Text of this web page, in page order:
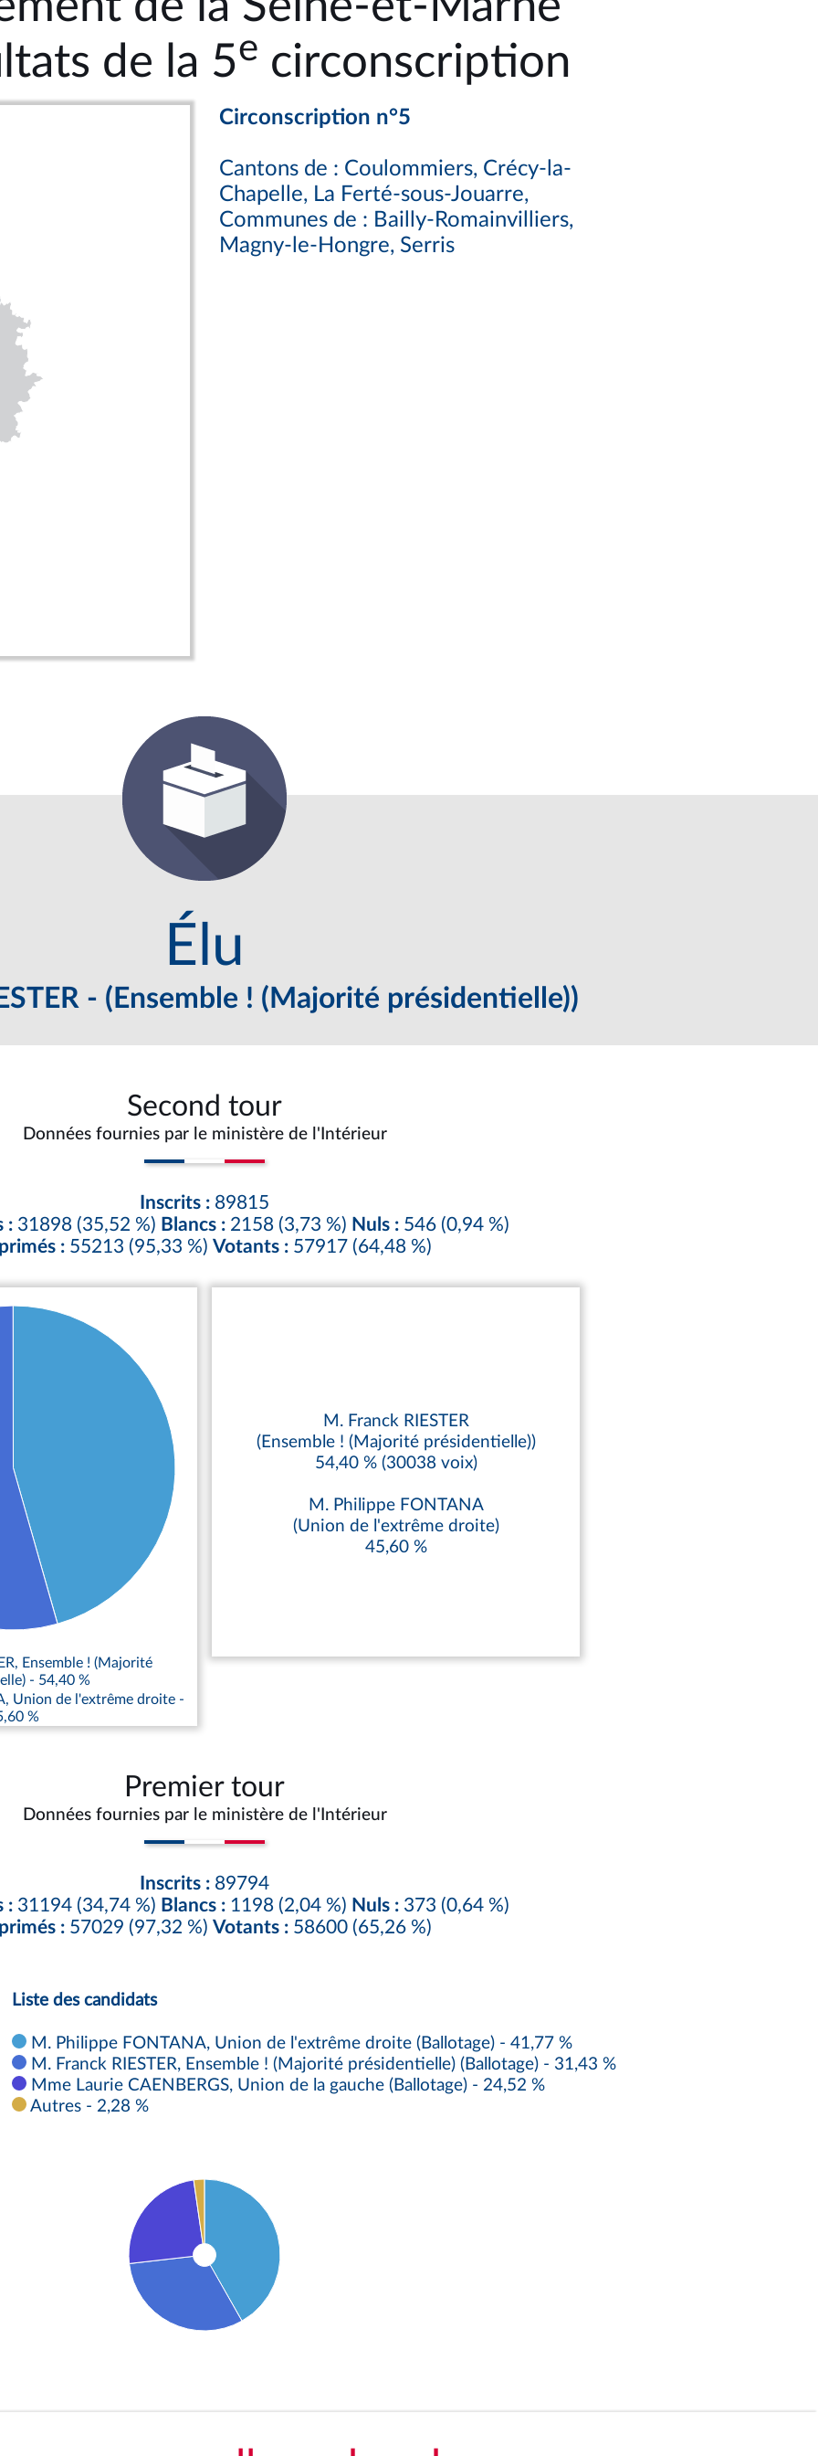
de la 5e circonscription
Circonscription n°5
Cantons de : Coulommiers, Crécy-la-
Chapelle, La Ferté-sous-Jouarre,
Communes de : Bailly-Romainvilliers,
Magny-le-Hongre, Serris
Élu
- (Ensemble ! (Majorité présidentielle))
Second tour
Données fournies par le ministère de l'Intérieur
Inscrits : 89815
: 31898 (35,52 %) Blancs : 2158 (3,73 %) Nuls : 546 (0,94 %)
: 55213 (95,33 %) Votants : 57917 (64,48 %)
Ensemble ! (Majorité
- 54,40 %
Union de l'extrême droite -
%
M. Franck RIESTER
(Ensemble ! (Majorité présidentielle))
54,40 % (30038 voix)
M. Philippe FONTANA
(Union de l'extrême droite)
45,60 %
Premier tour
Données fournies par le ministère de l'Intérieur
Inscrits : 89794
: 31194 (34,74 %) Blancs : 1198 (2,04 %) Nuls : 373 (0,64 %)
: 57029 (97,32 %) Votants : 58600 (65,26 %)
Liste des candidats
M. Philippe FONTANA, Union de l'extrême droite (Ballotage) - 41,77 %
M. Franck RIESTER, Ensemble ! (Majorité présidentielle) (Ballotage) - 31,43 %
Mme Laurie CAENBERGS, Union de la gauche (Ballotage) - 24,52 %
Autres - 2,28 %